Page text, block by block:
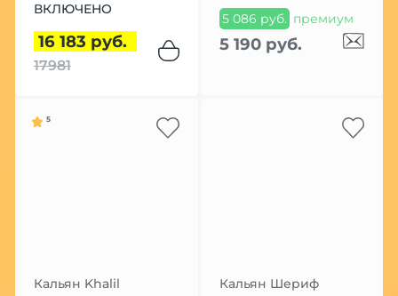
ВКЛЮЧЕНО
16 183 руб.
17981
5 086 руб. премиум
5 190 руб.
5
Кальян Khalil
Кальян Шериф